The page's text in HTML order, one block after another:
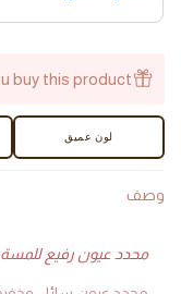
buy this product.
لون عميق
وصف
محدد عيون رفيع للمسة